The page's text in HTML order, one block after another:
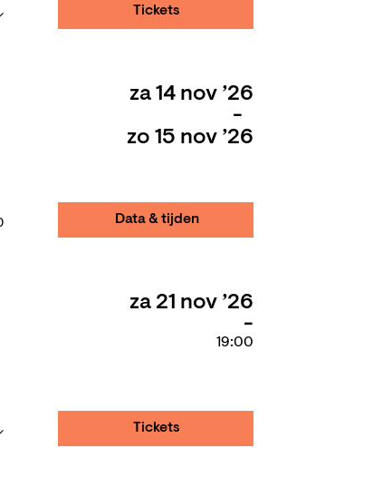
Tickets
za 14 nov ’26
-
zo 15 nov ’26
Data & tijden
za 21 nov ’26
19:00
Tickets